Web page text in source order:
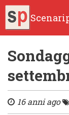
16 anni ago